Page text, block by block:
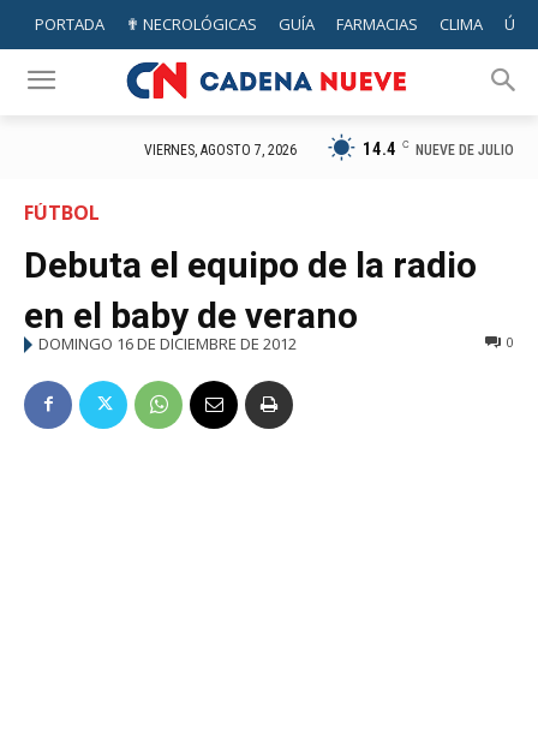
PORTADA ✟ NECROLÓGICAS GUÍA FARMACIAS CLIMA
VIERNES, AGOSTO 7, 2026 14.4 C NUEVE DE JULIO
FÚTBOL
Debuta el equipo de la radio
en el baby de verano
DOMINGO 16 DE DICIEMBRE DE 2012 0